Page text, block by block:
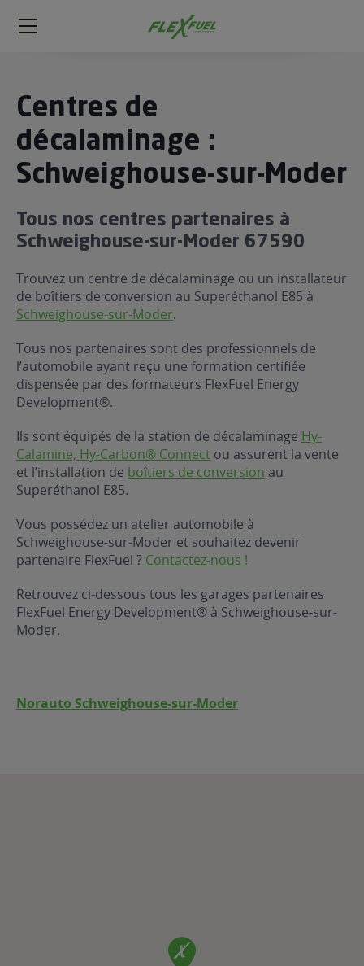
FlexFuel
Méga
le Décalaminage
?
gratuit
du carburant avec
le Superéthanol
?
de mon
garagiste
Centres de
décalaminage :
Schweighouse-sur-Moder
Tous nos centres partenaires à
Schweighouse-sur-Moder 67590
Trouvez un centre de décalaminage ou un installateur
de boîtiers de conversion au Superéthanol E85 à
Schweighouse-sur-Moder.
Tous nos partenaires sont des professionnels de
l’automobile ayant reçu une formation certifiée
dispensée par des formateurs FlexFuel Energy
Development®.
Ils sont équipés de la station de décalaminage Hy-
Calamine, Hy-Carbon® Connect ou assurent la vente
et l’installation de boîtiers de conversion au
Superéthanol E85.
Vous possédez un atelier automobile à
Schweighouse-sur-Moder et souhaitez devenir
partenaire FlexFuel ? Contactez-nous !
Retrouvez ci-dessous tous les garages partenaires
FlexFuel Energy Development® à Schweighouse-sur-
Moder.
Norauto Schweighouse-sur-Moder